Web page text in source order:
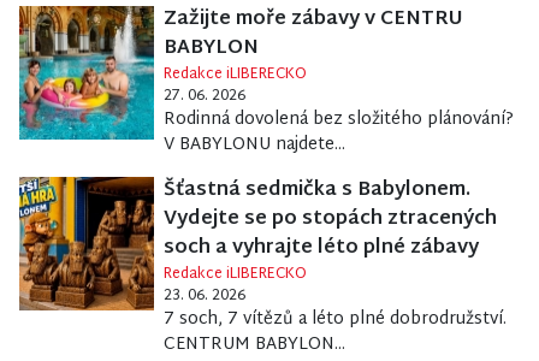
Zažijte moře zábavy v CENTRU
BABYLON
Redakce iLIBERECKO
27. 06. 2026
Rodinná dovolená bez složitého plánování?
V BABYLONU najdete...
Šťastná sedmička s Babylonem.
Vydejte se po stopách ztracených
soch a vyhrajte léto plné zábavy
Redakce iLIBERECKO
23. 06. 2026
7 soch, 7 vítězů a léto plné dobrodružství.
CENTRUM BABYLON...